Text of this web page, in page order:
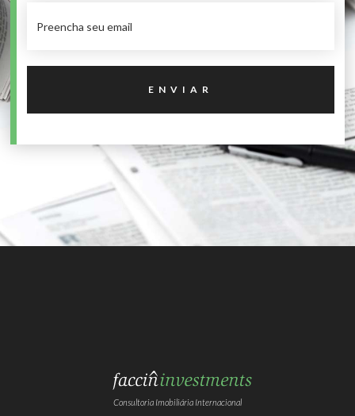
Consultoria Imobiliária Internacional